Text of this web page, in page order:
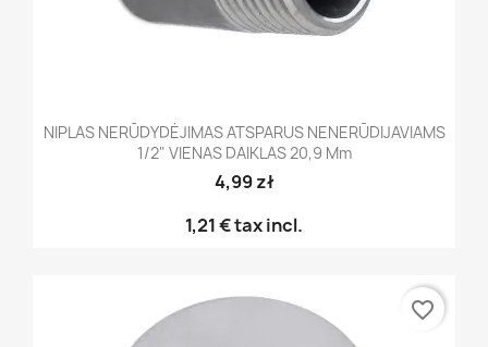
NIPLAS NERŪDYDĖJIMAS ATSPARUS NENERŪDIJAVIAMS
1/2" VIENAS DAIKLAS 20,9 Mm
4,99 zł
1,21 €tax incl.
favorite_border